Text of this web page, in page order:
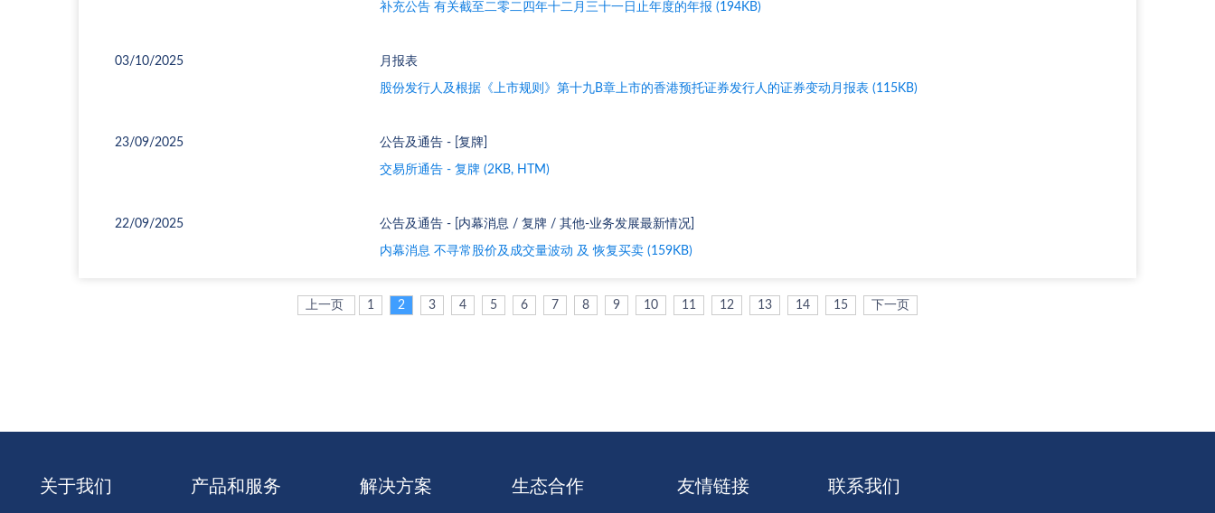
补充公告 有关截至二零二四年十二月三十一日止年度的年报 (194KB)
03/10/2025 月报表
股份发行人及根据《上市规则》第十九B章上市的香港预托证券发行人的证券变动月报表 (115KB)
23/09/2025 公告及通告 - [复牌]
交易所通告 - 复牌 (2KB, HTM)
22/09/2025 公告及通告 - [内幕消息 / 复牌 / 其他-业务发展最新情况]
内幕消息 不寻常股价及成交量波动 及 恢复买卖 (159KB)
上一页 1 2 3 4 5 6 7 8 9 10 11 12 13 14 15 下一页
关于我们 产品和服务 解决方案 生态合作 友情链接 联系我们